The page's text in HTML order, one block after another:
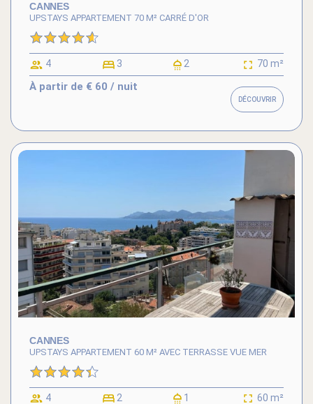
CANNES
UPSTAYS APPARTEMENT 70 M² CARRÉ D'OR
4 3 2 70 m²
À partir de € 60 / nuit
DÉCOUVRIR
CANNES
UPSTAYS APPARTEMENT 60 M² AVEC TERRASSE VUE MER
4 2 1 60 m²